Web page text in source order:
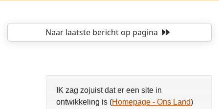
Naar laatste berichtop pagina
IK zag zojuist dat er een site in
ontwikkeling is (Homepage - Ons Land)